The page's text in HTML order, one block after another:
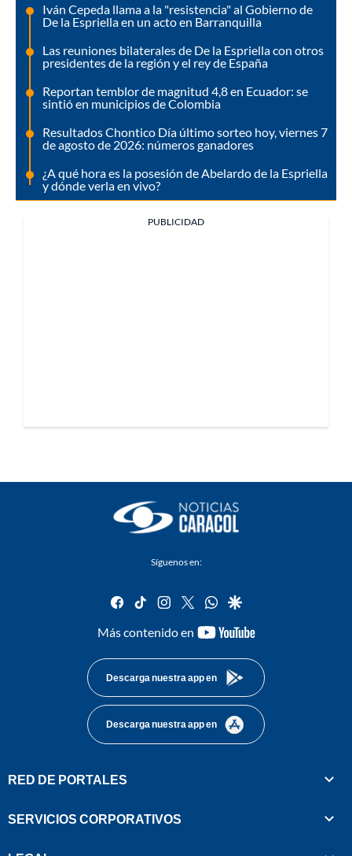
Iván Cepeda llama a la "resistencia" al Gobierno de
De la Espriella en un acto en Barranquilla
Las reuniones bilaterales de De la Espriella con otros
presidentes de la región y el rey de España
Reportan temblor de magnitud 4,8 en Ecuador: se
sintió en municipios de Colombia
Resultados Chontico Día último sorteo hoy, viernes 7
de agosto de 2026: números ganadores
¿A qué hora es la posesión de Abelardo de la Espriella
y dónde verla en vivo?
PUBLICIDAD
Síguenos en:
facebook
tiktok instagram
twitterwhatsapp
google
Más contenido en
youtube-
Descarga nuestra app en
Descarga nuestra app en
RED DE PORTALES
SERVICIOS CORPORATIVOS